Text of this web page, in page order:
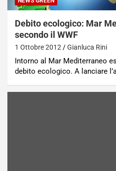
Debito ecologico: Mar
secondo il WWF
1 Ottobre 2012 Gianluca Rini
Intorno al Mar Mediterraneo
debito ecologico. A lanciare